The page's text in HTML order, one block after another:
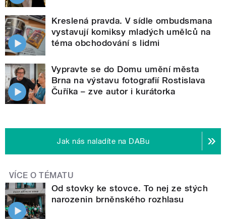
Kreslená pravda. V sídle ombudsmana
vystavují komiksy mladých umělců na
téma obchodování s lidmi
Vypravte se do Domu umění města
Brna na výstavu fotografií Rostislava
Čuříka – zve autor i kurátorka
Jak nás naladíte na DABu
VÍCE O TÉMATU
Od stovky ke stovce. To nej ze stých
narozenin brněnského rozhlasu